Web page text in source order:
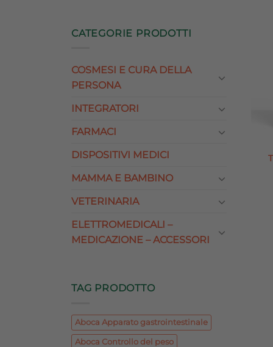
CATEGORIE PRODOTTI
COSMESI E CURA DELLA
PERSONA
INTEGRATORI
FARMACI
DISPOSITIVI MEDICI
MAMMA E BAMBINO
VETERINARIA
ELETTROMEDICALI –
MEDICAZIONE – ACCESSORI
TAG PRODOTTO
Aboca Apparato gastrointestinale
Aboca Controllo del peso